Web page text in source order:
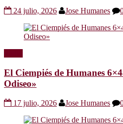
24 julio, 2026 Jose Humanes
El Ciempiés de Humanes
Odiseo»
17 julio, 2026 Jose Humanes